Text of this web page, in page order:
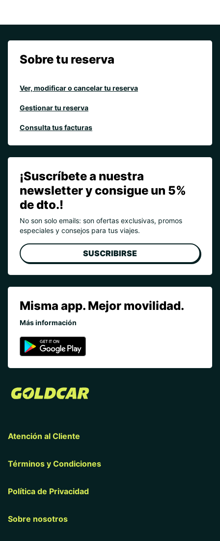
Sobre tu reserva
Ver, modificar o cancelar tu reserva
Gestionar tu reserva
Consulta tus facturas
¡Suscríbete a nuestra
newsletter y consigue un 5%
de dto.!
No son solo emails: son ofertas exclusivas, promos
especiales y consejos para tus viajes.
SUSCRIBIRSE
Misma app. Mejor movilidad.
Más información
Atención al Cliente
Términos y Condiciones
Política de Privacidad
Sobre nosotros